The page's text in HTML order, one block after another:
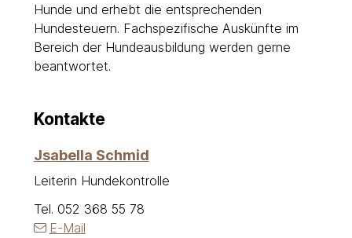
Beschreibung Hundekontrolle
Hunde und erhebt die entsprechenden
Hundesteuern. Fachspezifische Auskünfte im
Bereich der Hundeausbildung werden gerne
beantwortet.
Kontakte
Jsabella Schmid
Leiterin Hundekontrolle
Tel. 052 368 55 78
E-Mail